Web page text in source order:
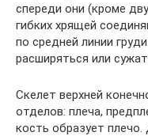
спереди они (кроме
гибких хрящей
по средней линии
расширяться или
Скелет верхней
отделов: плеча,
кость образует плечо.